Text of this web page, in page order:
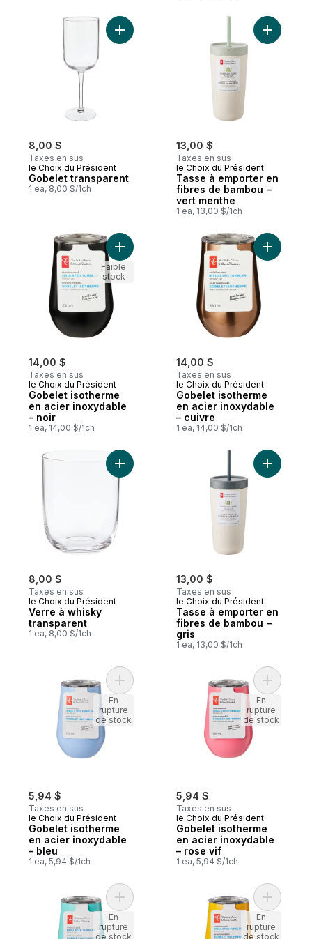
8,00 $
Taxes en sus
le Choix du Président
Gobelet transparent
1 ea, 8,00 $/1ch
Ajouter Gobelet transparent au panier
13,00 $
Taxes en sus
le Choix du Président
Tasse à emporter en
fibres de bambou −
vert menthe
1 ea, 13,00 $/1ch
Ajouter
14,00 $
Taxes en sus
le Choix du Président
Gobelet isotherme
en acier inoxydable
– noir
1 ea, 14,00 $/1ch
Ajouter Gobelet isotherme en acier
Faible
stock
14,00 $
Taxes en sus
le Choix du Président
Gobelet isotherme
en acier inoxydable
– cuivre
1 ea, 14,00 $/1ch
Ajouter
8,00 $
Taxes en sus
le Choix du Président
Verre à whisky
transparent
1 ea, 8,00 $/1ch
Ajouter Verre à whisky transparent au
13,00 $
Taxes en sus
le Choix du Président
Tasse à emporter en
fibres de bambou −
gris
1 ea, 13,00 $/1ch
Ajouter
5,94 $
Taxes en sus
le Choix du Président
Gobelet isotherme
en acier inoxydable
– bleu
1 ea, 5,94 $/1ch
Ajouter Gobelet isotherme en acier
En
rupture
de stock
5,94 $
Taxes en sus
le Choix du Président
Gobelet isotherme
en acier inoxydable
– rose vif
1 ea, 5,94 $/1ch
Ajouter
En
rupture
de stock
Ajouter Gobelet isotherme en acier
En
rupture
de stock
Ajouter
En
rupture
de stock